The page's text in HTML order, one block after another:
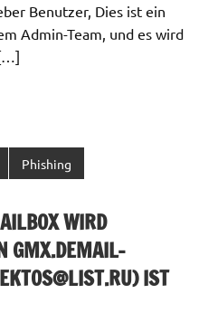
Benutzer, Dies ist ein
Admin-Team, und es wird
Phishing
WIRD
GMX.DEMAIL-
) IST